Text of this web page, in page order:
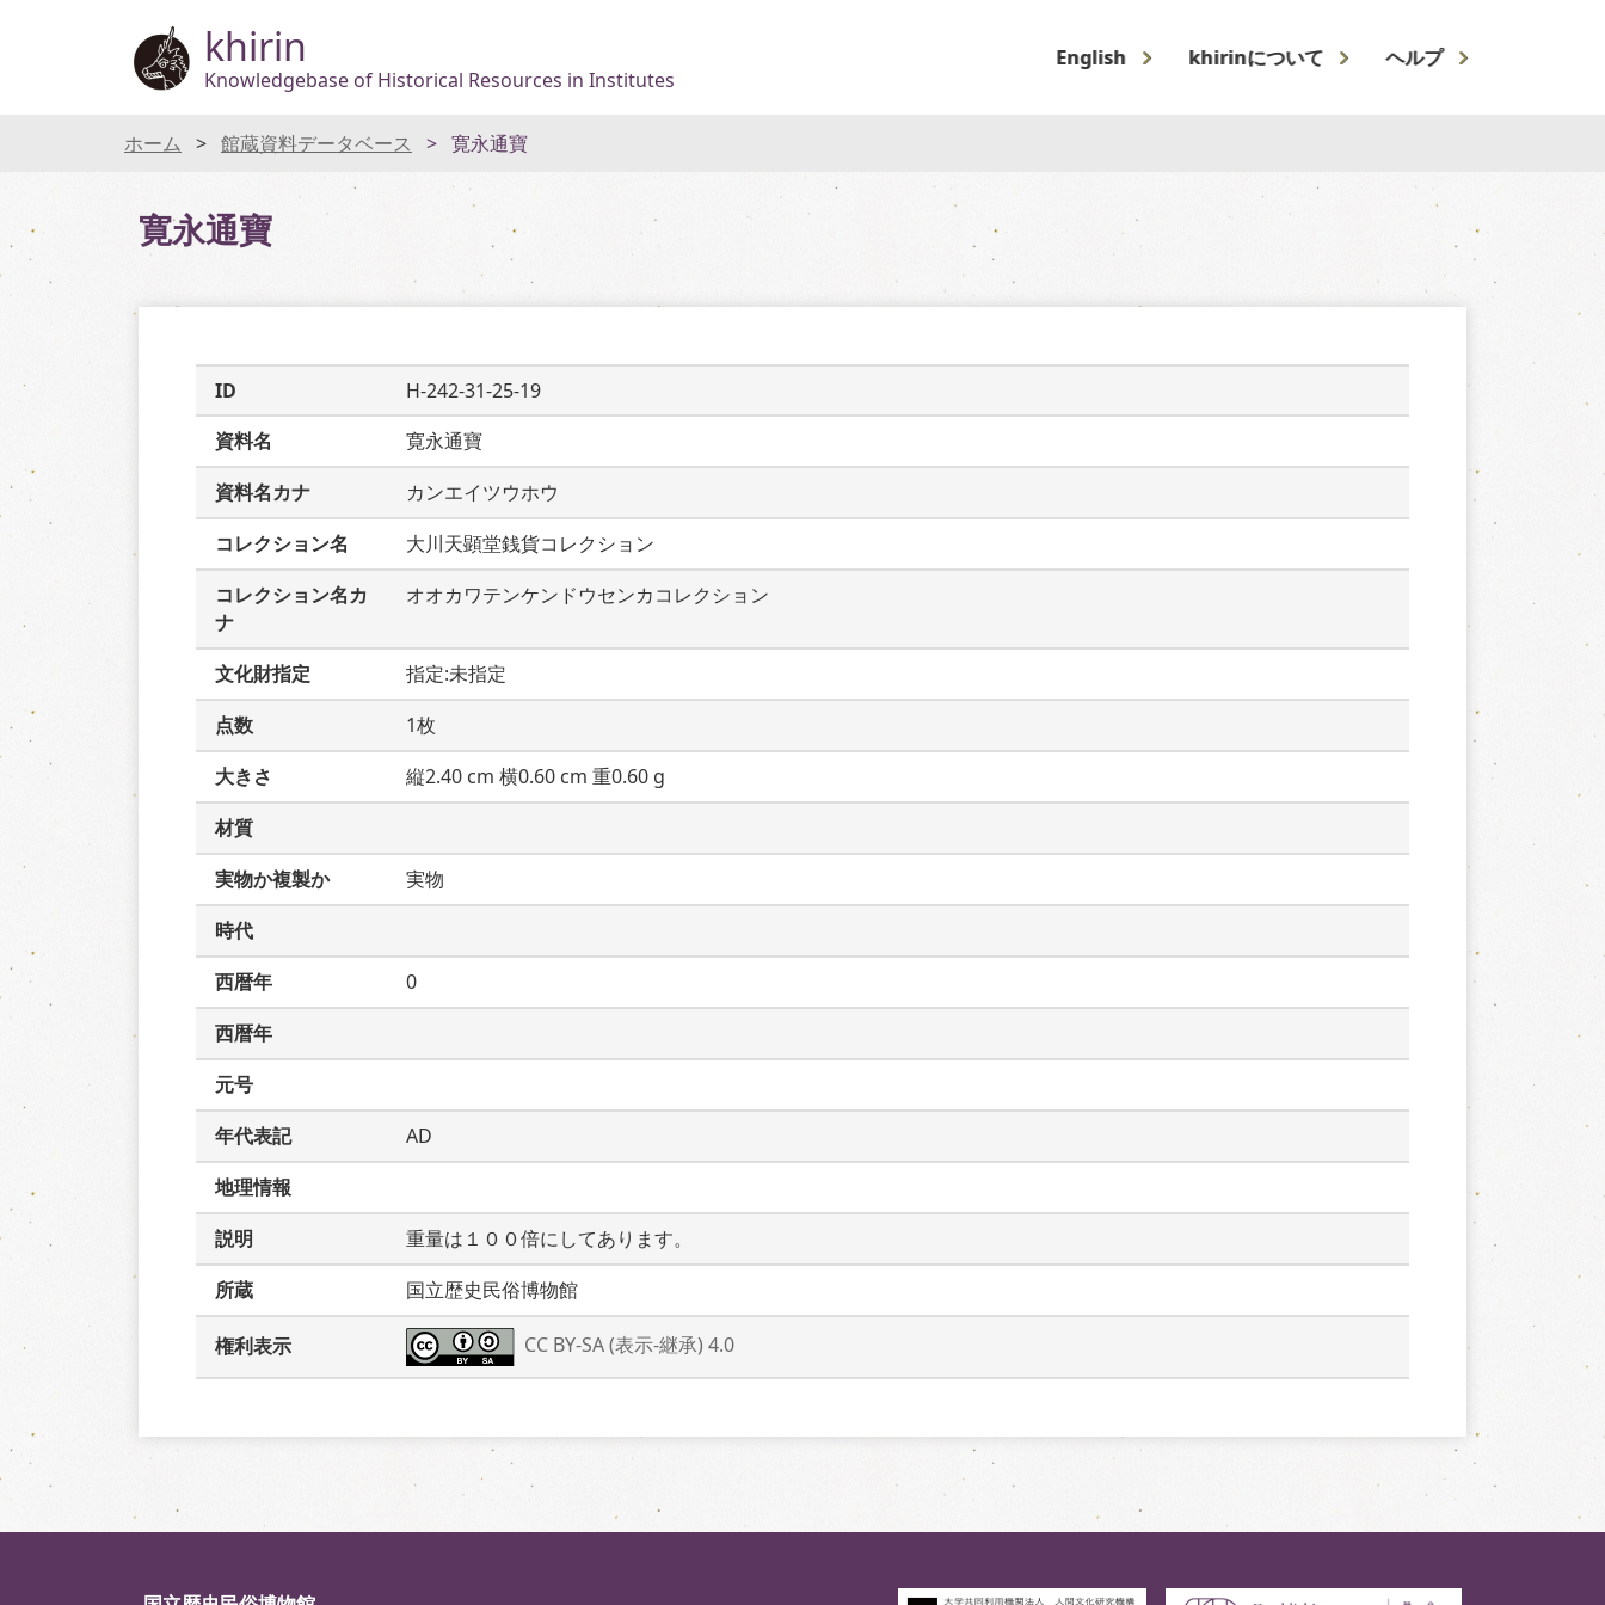
khirin
Knowledgebase of Historical Resources in Institutes
English khirinについて ヘルプ
ホーム 館蔵資料データベース 寛永通寶
寛永通寶
ID
H-242-31-25-19
資料名
寛永通寶
資料名カナ
カンエイツウホウ
コレクション名
大川天顕堂銭貨コレクション
コレクション名カ
ナ
オオカワテンケンドウセンカコレクション
文化財指定
指定:未指定
点数
1枚
大きさ
縦2.40 cm 横0.60 cm 重0.60 g
材質
実物か複製か
実物
時代
西暦年
0
西暦年
元号
年代表記
AD
地理情報
説明
重量は１００倍にしてあります。
所蔵
国立歴史民俗博物館
権利表示 CC BY-SA (表示-継承) 4.0